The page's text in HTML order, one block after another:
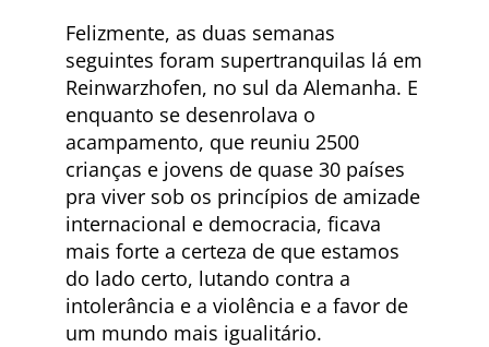
Felizmente, as duas semanas
seguintes foram supertranquilas lá em
Reinwarzhofen, no sul da Alemanha. E
enquanto se desenrolava o
acampamento, que reuniu 2500
crianças e jovens de quase 30 países
pra viver sob os princípios de amizade
internacional e democracia, ficava
mais forte a certeza de que estamos
do lado certo, lutando contra a
intolerância e a violência e a favor de
um mundo mais igualitário.